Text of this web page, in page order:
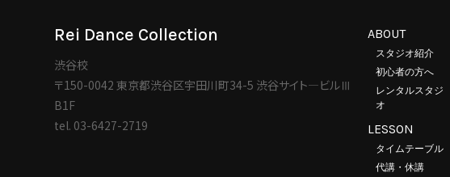
Rei Dance Collection
渋谷校
〒150-0042 東京都渋谷区宇田川町34-5 渋谷サイト―ビルⅢ
B1F
tel. 03-6427-2719
ABOUT
スタジオ紹介
初心者の方へ
レンタルスタジ
オ
LESSON
タイムテーブル
代講・休講